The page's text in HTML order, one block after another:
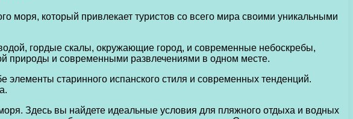
моря, который привлекает туристов со всего мира своими уникальными
гордые скалы, окружающие город, и современные небоскребы,
природы и современными развлечениями в одном месте.
элементы старинного испанского стиля и современных тенденций.
Здесь вы найдете идеальные условия для пляжного отдыха и водных